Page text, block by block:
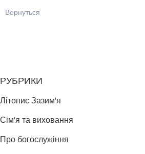
Вернуться
РУБРИКИ
Літопис Зазим'я
Сім'я та виховання
Про богослужіння